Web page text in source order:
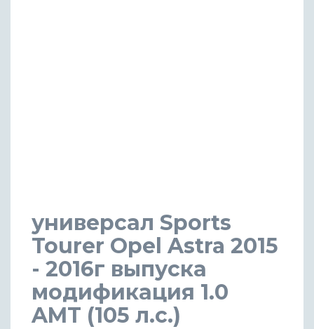
универсал Sports
Tourer Opel Astra 2015
- 2016г выпуска
модификация 1.0
AMT (105 л.с.)